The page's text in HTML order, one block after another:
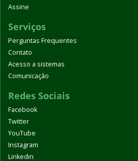
Assine
Serviços
Perguntas Frequentes
Contato
Acesso a sistemas
Comunicação
Redes Sociais
Facebook
Twitter
YouTube
Instagram
Linkedin